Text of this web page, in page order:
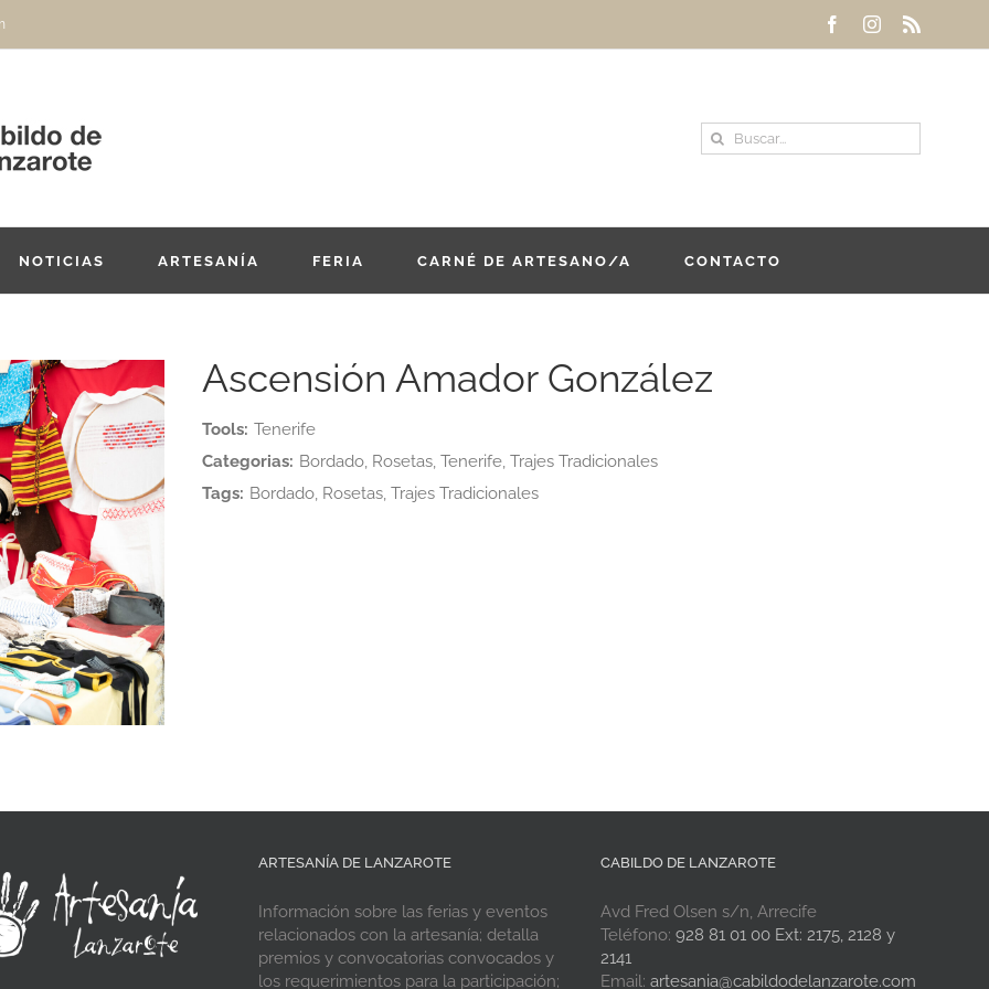
FacebookInstagram
Buscar:
NOTICIAS ARTESANÍA FERIA CARNÉ DE ARTESANO/A CONTACTO
Ascensión Amador González
Tools: Tenerife
Categorias: Bordado, Rosetas, Tenerife, Trajes Tradicionales
Tags: Bordado, Rosetas, Trajes Tradicionales
ARTESANÍA DE LANZAROTE
Información sobre las ferias y eventos
relacionados con la artesanía; detalla
premios y convocatorias convocados y
los requerimientos para la participación;
CABILDO DE LANZAROTE
Avd Fred Olsen s/n, Arrecife
Teléfono: 928 81 01 00 Ext: 2175, 2128 y
2141
Email: artesania@cabildodelanzarote.com